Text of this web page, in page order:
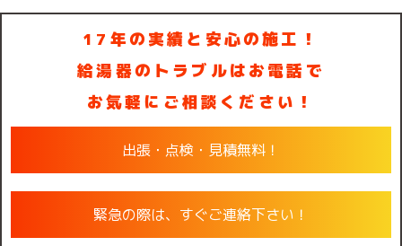
17年の実績と安心の施工！
給湯器のトラブルはお電話で
お気軽にご相談ください！
出張・点検・見積無料！
緊急の際は、すぐご連絡下さい！